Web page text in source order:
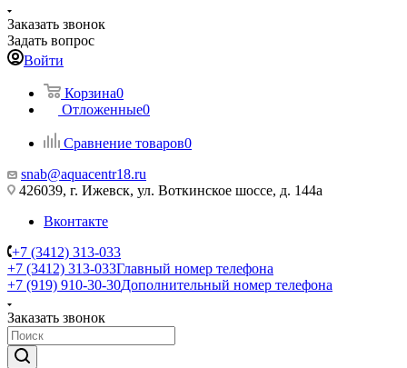
Заказать звонок
Задать вопрос
Войти
Корзина0
Отложенные0
Сравнение товаров0
snab@aquacentr18.ru
426039, г. Ижевск, ул. Воткинское шоссе, д. 144а
Вконтакте
+7 (3412) 313-033
+7 (3412) 313-033Главный номер телефона
+7 (919) 910-30-30Дополнительный номер телефона
Заказать звонок